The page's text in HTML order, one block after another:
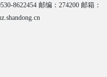
8622454 邮编：274200 邮箱：